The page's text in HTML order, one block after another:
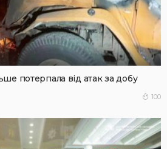
потерпала від атак за добу
100